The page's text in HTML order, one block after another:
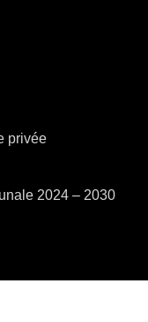
privée
2024 – 2030